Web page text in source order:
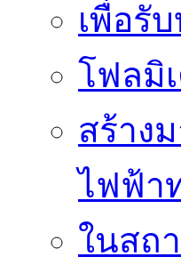
เพื่อรั
โฟลมิ
สร้าง
ไฟฟ้า
ในสถ